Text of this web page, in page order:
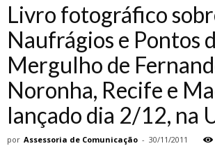
Livro fotográfico
Naufrágios e Pontos
Mergulho de
Noronha, Recife e
lançado dia 2/12, na
por Assessoria de Comunicação - 30/11/2011